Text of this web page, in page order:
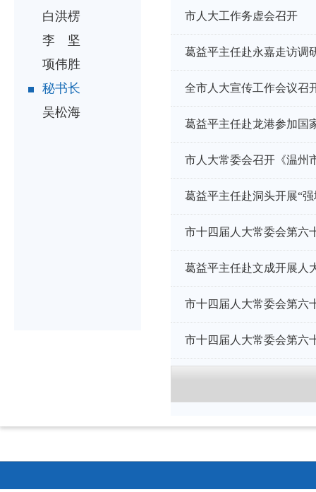
白洪楞
李 坚
项伟胜
秘书长
吴松海
市人大工作务虚会召开
葛益平主任赴永嘉走访调
全市人大宣传工作会议召
葛益平主任赴龙港参加国
市人大常委会召开《温州
葛益平主任赴洞头开展“
市十四届人大常委会第六
葛益平主任赴文成开展人
市十四届人大常委会第六
市十四届人大常委会第六